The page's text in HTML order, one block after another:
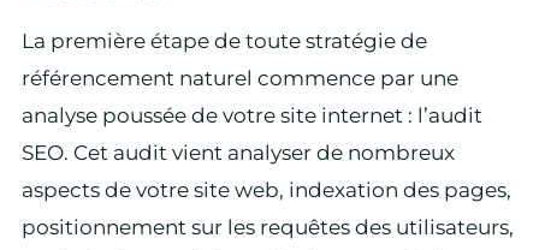
La première étape de toute stratégie de
référencement naturel commence par une
analyse poussée de votre site internet : l’audit
SEO. Cet audit vient analyser de nombreux
aspects de votre site web, indexation des pages,
positionnement sur les requêtes des utilisateurs,